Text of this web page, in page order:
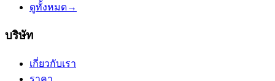
ดูทั้งหมด→
บริษัท
เกี่ยวกับเรา
ราคา